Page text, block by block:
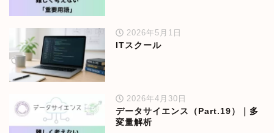
2026年5月1日
ITスクール
2026年4月30日
データサイエンス（Part.19）｜多
変量解析